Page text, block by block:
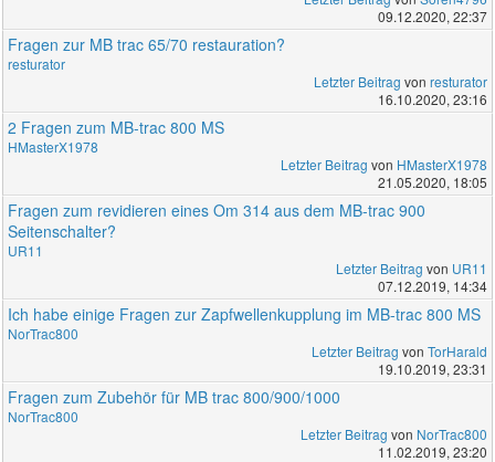
09.12.2020, 22:37
Fragen zur MB trac 65/70 restauration?
resturator
Letzter Beitrag von resturator
16.10.2020, 23:16
2 Fragen zum MB-trac 800 MS
HMasterX1978
Letzter Beitrag von HMasterX1978
21.05.2020, 18:05
Fragen zum revidieren eines Om 314 aus dem MB-trac 900
Seitenschalter?
UR11
Letzter Beitrag von UR11
07.12.2019, 14:34
Ich habe einige Fragen zur Zapfwellenkupplung im MB-trac 800 MS
NorTrac800
Letzter Beitrag von TorHarald
19.10.2019, 23:31
Fragen zum Zubehör für MB trac 800/900/1000
NorTrac800
Letzter Beitrag von NorTrac800
11.02.2019, 23:20